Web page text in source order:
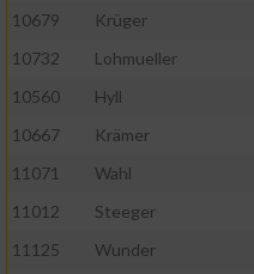
10679
Krüger
10732
Lohmueller
10560
Hyll
10667
Krämer
11071
Wahl
11012
Steeger
11125
Wunder